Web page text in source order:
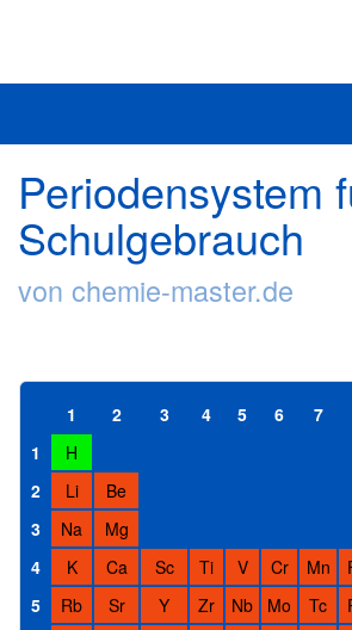
Periodensystem
Schulgebrauch
von chemie-master.de
1 2 3 4 5 6 7
1
H
2
Li
Be
3
Na
Mg
4
K Ca Sc Ti V Cr Mn
5
Rb Sr Y Zr Nb Mo Tc